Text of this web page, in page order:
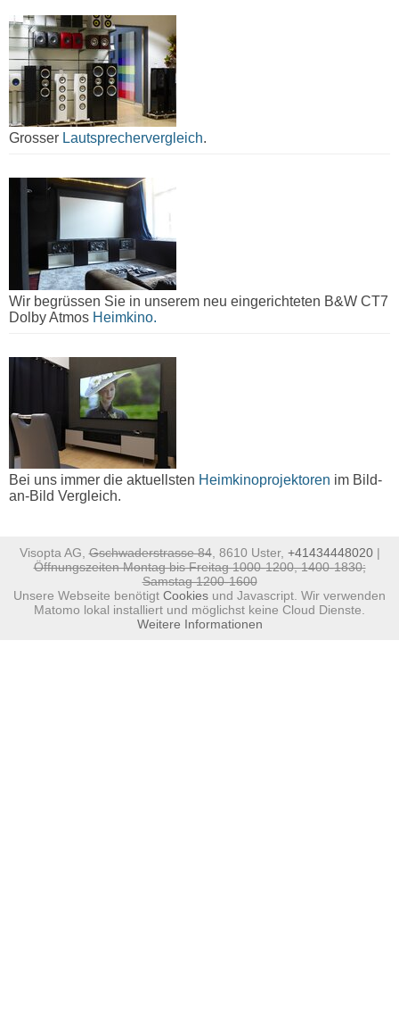
Grosser Lautsprechervergleich.
Wir begrüssen Sie in unserem neu eingerichteten B&W CT7
Dolby Atmos Heimkino.
Bei uns immer die aktuellsten Heimkinoprojektoren im Bild-
an-Bild Vergleich.
Visopta AG,Gschwaderstrasse 84, 8610 Uster, +41434448020|
Öffnungszeiten Montag bis Freitag 1000-1200, 1400-1830;
Samstag 1200-1600
Unsere Webseite benötigt Cookies und Javascript. Wir verwenden
Matomo lokal installiert und möglichst keine Cloud Dienste.
Weitere Informationen